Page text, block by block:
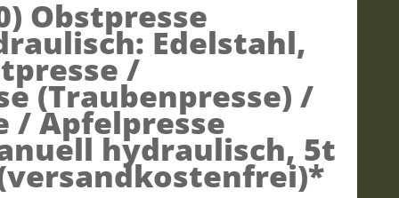
Obstpresse
Edelstahl,
/
(Traubenpresse) /
/ Apfelpresse
hydraulisch, 5t